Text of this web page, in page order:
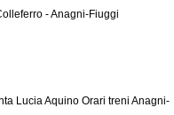
- Anagni-Fiuggi
Lucia Aquino Orari treni Anagni-